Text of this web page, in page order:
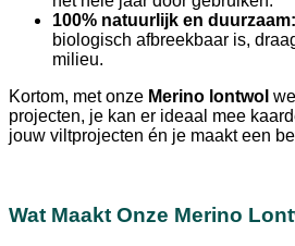
100% natuurlijk en duurzaam:
biologisch afbreekbaar is,
milieu.
Kortom, met onze Merino lontwol
projecten, je kan er ideaal mee
jouw viltprojecten én je maakt een
Wat Maakt Onze Merino